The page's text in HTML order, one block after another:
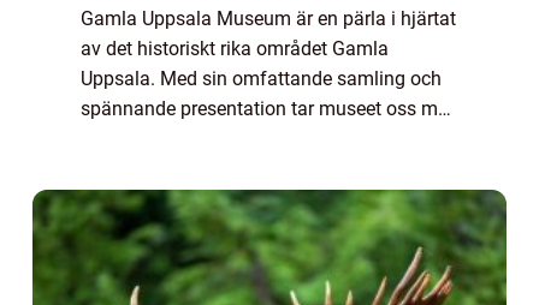
Gamla Uppsala Museum är en pärla i hjärtat
av det historiskt rika området Gamla
Uppsala. Med sin omfattande samling och
spännande presentation tar museet oss med
skatter ...